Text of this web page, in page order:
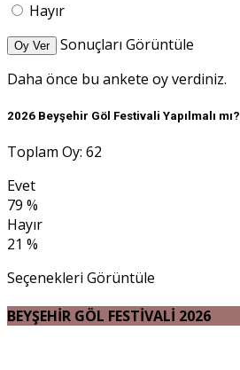
Hayır
Oy Ver
Sonuçları Görüntüle
Daha önce bu ankete oy verdiniz.
2026 Beyşehir Göl Festivali Yapılmalı mı?
Toplam Oy: 62
Evet
79 %
Hayır
21 %
Seçenekleri Görüntüle
BEYŞEHİR GÖL FESTİVALİ 2026